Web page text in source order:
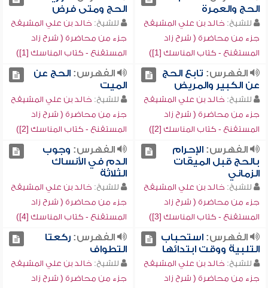
الحج والعمرة
للشيخ: خالد بن علي المشيقح
جزء من محاضرة ( شرح زاد
المستقنع - كتاب المناسك [1])
الحج ومتى فرض
للشيخ: خالد بن علي المشيقح
جزء من محاضرة ( شرح زاد
المستقنع - كتاب المناسك [1])
الفهرس: تابع الحج
عن الكبير والمريض
للشيخ: خالد بن علي المشيقح
جزء من محاضرة ( شرح زاد
المستقنع - كتاب المناسك [2])
الفهرس:الحج عن
الميت
للشيخ: خالد بن علي المشيقح
جزء من محاضرة ( شرح زاد
المستقنع - كتاب المناسك [2])
الفهرس:الإحرام
بالحج قبل الميقات
الزماني
للشيخ: خالد بن علي المشيقح
جزء من محاضرة ( شرح زاد
المستقنع - كتاب المناسك [3])
الفهرس: وجوب
الدم في الأنساك
الثلاثة
للشيخ: خالد بن علي المشيقح
جزء من محاضرة ( شرح زاد
المستقنع - كتاب المناسك [4])
الفهرس:استحباب
التلبية ووقت ابتدائها
للشيخ: خالد بن علي المشيقح
جزء من محاضرة ( شرح زاد
الفهرس:ركعتا
التطواف
للشيخ: خالد بن علي المشيقح
جزء من محاضرة ( شرح زاد